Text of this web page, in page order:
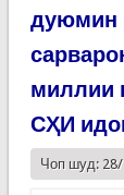
дуюмин
миллии
СҲИ
Чоп шуд: